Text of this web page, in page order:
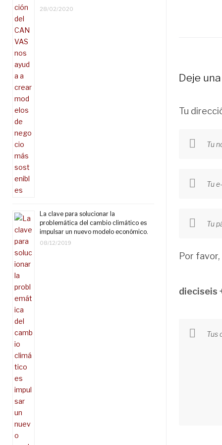
Deje
Tu
Por
dieciseis
28/02/2020
La clave para solucionar la
problemática del cambio climático es
impulsar un nuevo modelo económico.
08/12/2019